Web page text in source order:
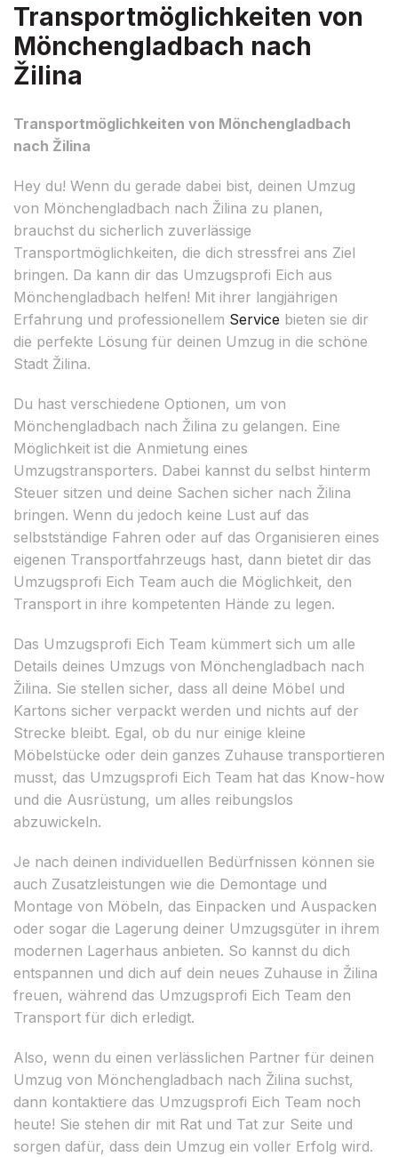
Transportmöglichkeiten von
Mönchengladbach nach
Žilina
Transportmöglichkeiten von Mönchengladbach
nach Žilina
Hey du! Wenn du gerade dabei bist, deinen Umzug
von Mönchengladbach nach Žilina zu planen,
brauchst du sicherlich zuverlässige
Transportmöglichkeiten, die dich stressfrei ans Ziel
bringen. Da kann dir das Umzugsprofi Eich aus
Mönchengladbach helfen! Mit ihrer langjährigen
Erfahrung und professionellem Service bieten sie dir
die perfekte Lösung für deinen Umzug in die schöne
Stadt Žilina.
Du hast verschiedene Optionen, um von
Mönchengladbach nach Žilina zu gelangen. Eine
Möglichkeit ist die Anmietung eines
Umzugstransporters. Dabei kannst du selbst hinterm
Steuer sitzen und deine Sachen sicher nach Žilina
bringen. Wenn du jedoch keine Lust auf das
selbstständige Fahren oder auf das Organisieren eines
eigenen Transportfahrzeugs hast, dann bietet dir das
Umzugsprofi Eich Team auch die Möglichkeit, den
Transport in ihre kompetenten Hände zu legen.
Das Umzugsprofi Eich Team kümmert sich um alle
Details deines Umzugs von Mönchengladbach nach
Žilina. Sie stellen sicher, dass all deine Möbel und
Kartons sicher verpackt werden und nichts auf der
Strecke bleibt. Egal, ob du nur einige kleine
Möbelstücke oder dein ganzes Zuhause transportieren
musst, das Umzugsprofi Eich Team hat das Know-how
und die Ausrüstung, um alles reibungslos
abzuwickeln.
Je nach deinen individuellen Bedürfnissen können sie
auch Zusatzleistungen wie die Demontage und
Montage von Möbeln, das Einpacken und Auspacken
oder sogar die Lagerung deiner Umzugsgüter in ihrem
modernen Lagerhaus anbieten. So kannst du dich
entspannen und dich auf dein neues Zuhause in Žilina
freuen, während das Umzugsprofi Eich Team den
Transport für dich erledigt.
Also, wenn du einen verlässlichen Partner für deinen
Umzug von Mönchengladbach nach Žilina suchst,
dann kontaktiere das Umzugsprofi Eich Team noch
heute! Sie stehen dir mit Rat und Tat zur Seite und
sorgen dafür, dass dein Umzug ein voller Erfolg wird.